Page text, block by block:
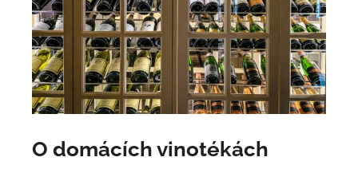
O domácích vinotékách